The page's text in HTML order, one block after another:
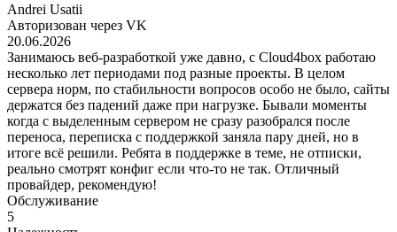
Andrei Usatii
Авторизован через VK
20.06.2026
Занимаюсь веб-разработкой уже давно, с Cloud4box работаю
несколько лет периодами под разные проекты. В целом
сервера норм, по стабильности вопросов особо не было, сайты
держатся без падений даже при нагрузке. Бывали моменты
когда с выделенным сервером не сразу разобрался после
переноса, переписка с поддержкой заняла пару дней, но в
итоге всё решили. Ребята в поддержке в теме, не отписки,
реально смотрят конфиг если что-то не так. Отличный
провайдер, рекомендую!
Обслуживание
5